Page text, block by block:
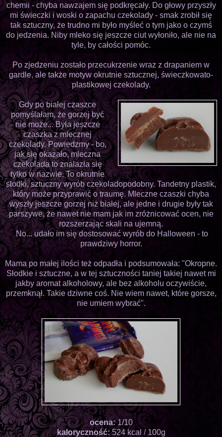
chemii - chyba nawzajem się podkręcały. Do głowy przyszły
mi świeczki i woski o zapachu czekolady - smak zrobił się
tak sztuczny, że trudno mi było myśleć o tym jako o czymś
do jedzenia. Niby mleko się jeszcze ciut wyłoniło, ale nie na
tyle, by całości pomóc.
Po zjedzeniu zostało przecukrzenie wraz z drapaniem w
gardle, ale także motyw okrutnie sztucznej, świeczkowato-
plastikowej czekolady.
Gdy po białej czaszce
pomyślałam, że gorzej być
nie może... Była jeszcze
czaszka z mlecznej
czekolady. Powiedzmy - bo,
jak się okazało, mleczna
czekolada to znalazła się
tylko w nazwie. To okrutnie
słodki, sztuczny wyrób czekoladopodobny. Tandetny plastik,
który może przyprawić o traumę. Mleczne czaszki chyba
wyszły jeszcze gorzej niż białej, ale jedne i drugie były tak
parszywe, że nawet nie mam jak im zróżnicować ocen, nie
rozszerzając skali na ujemną.
No... udało im się dostosować wyrób do Halloween - to
prawdziwy horror.
Mama po małej ilości też odpadła i podsumowała: "Okropne.
Słodkie i sztuczne, a w tej sztuczności taniej takiej nawet mi
jakby aromat alkoholowy, ale bez alkoholu oczywiście,
przemknął. Takie dziwne coś. Nie wiem nawet, które gorsze,
nie umiem wybrać".
ocena:1/10
kaloryczność:524 kcal / 100g